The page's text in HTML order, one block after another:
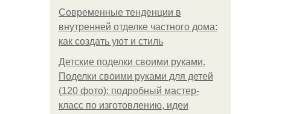
Современные тенденции в
внутренней отделке частного дома:
как создать уют и стиль
Детские поделки своими руками.
Поделки своими руками для детей
(120 фото): подробный мастер-
класс по изготовлению, идеи